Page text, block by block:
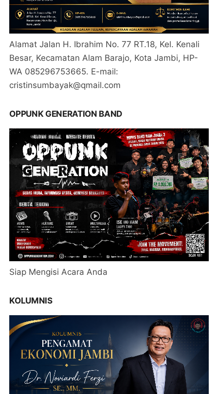
Alamat Jalan H. Ibrahim No. 77 RT.18, Kel. Kenali
Besar, Kecamatan Alam Barajo, Kota Jambi, HP-
WA 085296753665. E-mail:
cristinsumbayak@qmail.com
OPPUNK GENERATION BAND
Siap Mengisi Acara Anda
KOLUMNIS